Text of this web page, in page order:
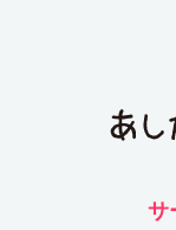
サ